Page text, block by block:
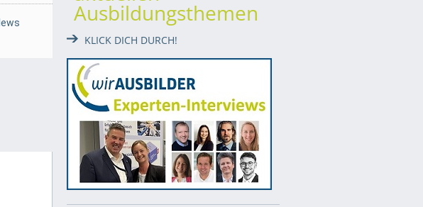
Ausbildungsthemen
KLICK DICH DURCH!